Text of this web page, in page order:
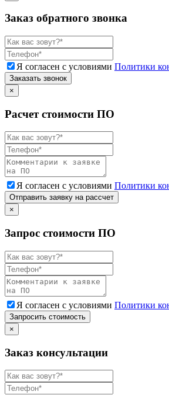
Заказ обратного звонка
Я согласен с условиями Политики
Заказать звонок
×
Расчет стоимости ПО
Я согласен с условиями Политики
Отправить заявку на рассчет
×
Запрос стоимости ПО
Я согласен с условиями Политики
Запросить стоимость
×
Заказ консультации